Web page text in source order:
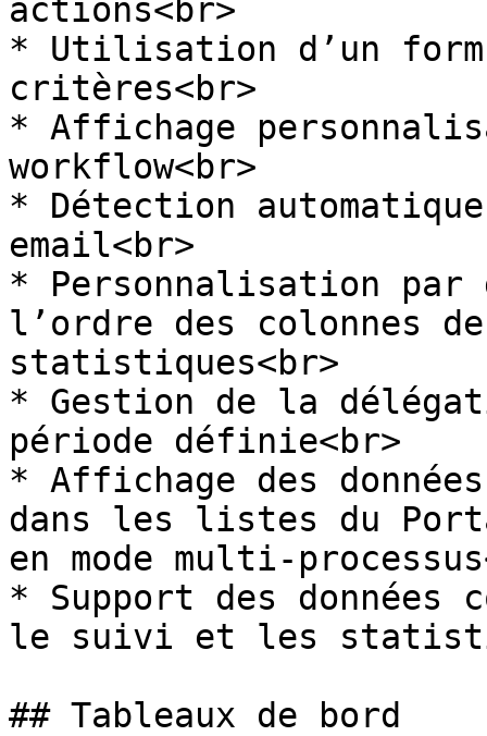
actions<br>
* Utilisation d’un
critères<br>
* Affichage
workflow<br>
* Détection
email<br>
* Personnalisation par
l’ordre des colonnes
statistiques<br>
* Gestion de la
période définie<br>
* Affichage des données
dans les listes du
en mode multi-
* Support des données
le suivi et les
## Tableaux de bord